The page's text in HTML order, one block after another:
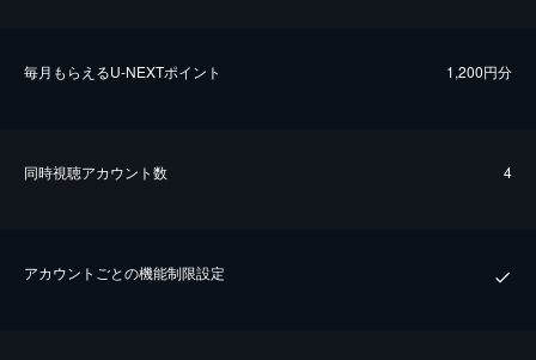
毎⽉もらえるU-NEXTポイント 1,200円分
同時視聴アカウント数 4
アカウントごとの機能制限設定